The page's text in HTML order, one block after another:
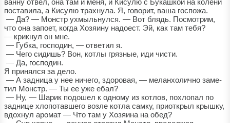
ванну отвел, она там и меня, и Кисулю с Букашкой на колени
поставила, а Кисулю трахнула. Я, говорит, ваша госпожа.
— Да? — Монстр ухмыльнулся. — Вот блядь. Посмотрим,
что она запоет, когда Хозяину надоест. Эй, как там тебя?
— крикнул он мне.
— Губка, господин, — ответил я.
— Чего сидишь? Вон, котлы грязные, иди чисти.
— Да, господин.
Я принялся за дело.
— А задница у нее ничего, здоровая, — меланхолично заме-
тил Монстр. — Ты ее уже ебал?
— Ну, — Шарик подошел к одному из котлов, похлопал по
заднице хлопотавшего возле котла самку, приоткрыл крышку,
вдохнул аромат — Что там у Хозяина на обед?